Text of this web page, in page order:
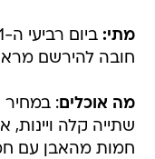
מתי:
חובה להירשם
מה אוכלים
שתייה קלה
חמות מהאבן עם